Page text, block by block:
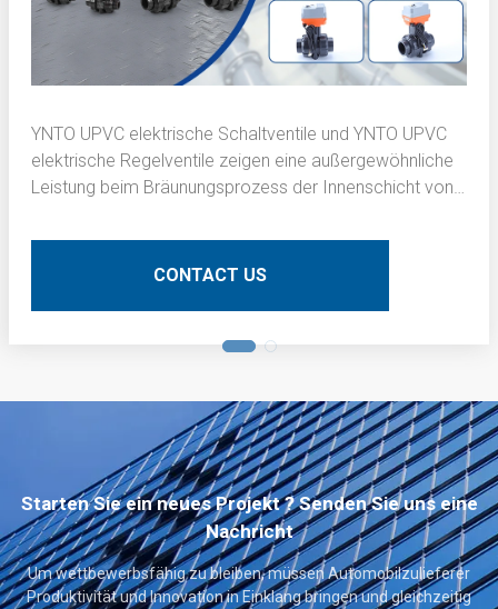
YNTO UPVC elektrische Schaltventile und YNTO UPVC
elektrische Regelventile zeigen eine außergewöhnliche
Leistung beim Bräunungsprozess der Innenschicht von
Beschreibung:
CONTACT US
Starten Sie ein neues Projekt ? Senden Sie uns eine
Nachricht
Um wettbewerbsfähig zu bleiben, müssen Automobilzulieferer
Produktivität und Innovation in Einklang bringen und gleichzeitig